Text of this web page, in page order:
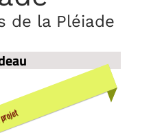
de la Pléiade